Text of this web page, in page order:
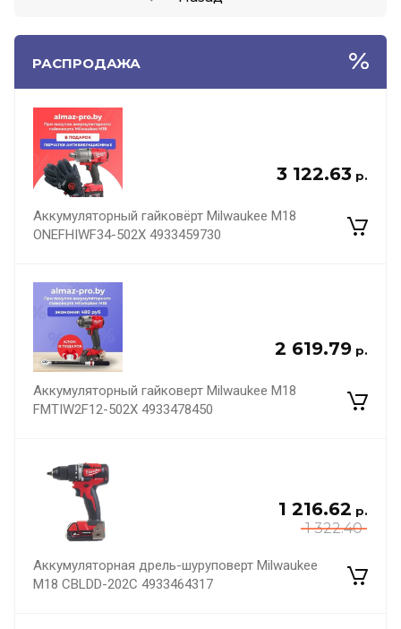
РАСПРОДАЖА
3 122.63 р.
Аккумуляторный гайковёрт Milwaukee M18
ONEFHIWF34-502X 4933459730
2 619.79 р.
Аккумуляторный гайковерт Milwaukee M18
FMTIW2F12-502X 4933478450
1 322.40
1 216.62 р.
Аккумуляторная дрель-шуруповерт Milwaukee
M18 CBLDD-202C 4933464317